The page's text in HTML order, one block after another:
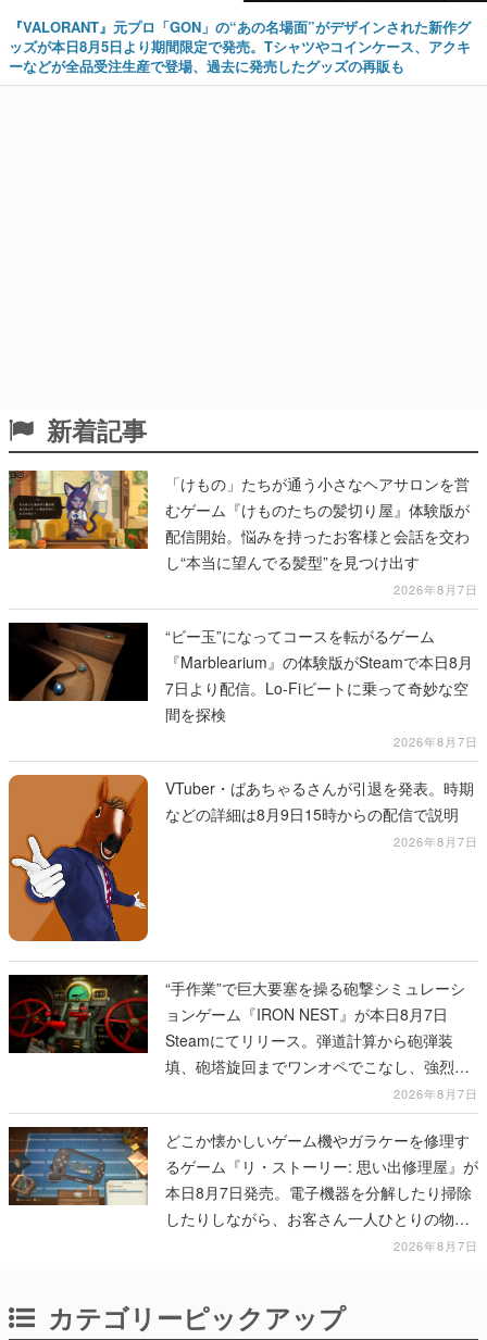
『VALORANT』元プロ「GON」の“あの名場面”がデザインされた新作グ
ッズが本日8月5日より期間限定で発売。Tシャツやコインケース、アクキ
ーなどが全品受注生産で登場、過去に発売したグッズの再販も
新着記事
「けもの」たちが通う小さなヘアサロンを営
むゲーム『けものたちの髪切り屋』体験版が
配信開始。悩みを持ったお客様と会話を交わ
し“本当に望んでる髪型”を見つけ出す
2026年8月7日
“ビー玉”になってコースを転がるゲーム
『Marblearium』の体験版がSteamで本日8月
7日より配信。Lo-Fiビートに乗って奇妙な空
間を探検
2026年8月7日
VTuber・ばあちゃるさんが引退を発表。時期
などの詳細は8月9日15時からの配信で説明
2026年8月7日
“手作業”で巨大要塞を操る砲撃シミュレーシ
ョンゲーム『IRON NEST』が本日8月7日
Steamにてリリース。弾道計算から砲弾装
填、砲塔旋回までワンオペでこなし、強烈な
一撃をブチかませるロマンある作品2026年8月7日
どこか懐かしいゲーム機やガラケーを修理す
るゲーム『リ・ストーリー: 思い出修理屋』が
本日8月7日発売。電子機器を分解したり掃除
したりしながら、お客さん一人ひとりの物語
2026年8月7日
カテゴリーピックアップ